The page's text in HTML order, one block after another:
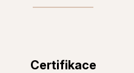
Certifikace